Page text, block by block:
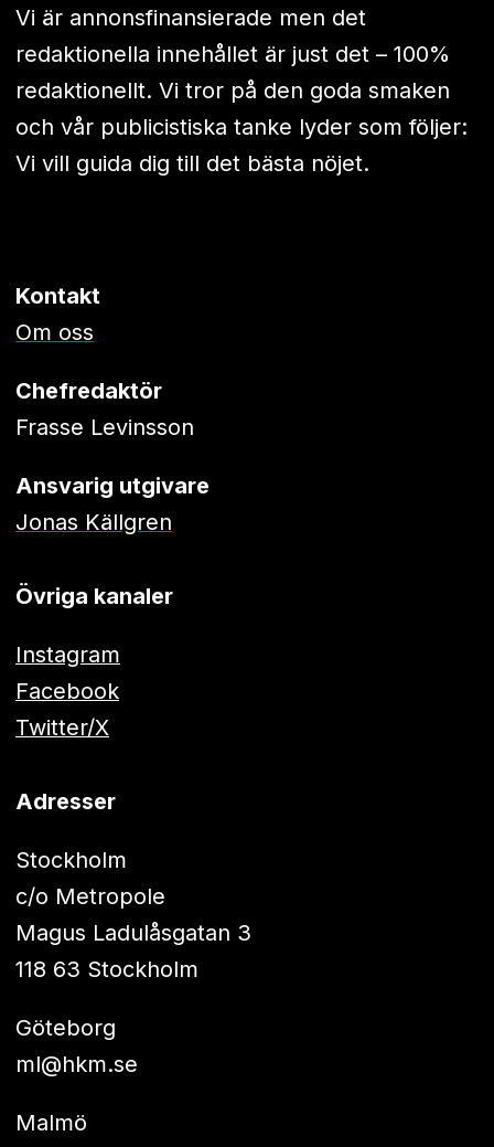
Vi är annonsfinansierade men det
redaktionella innehållet är just det – 100%
redaktionellt. Vi tror på den goda smaken
och vår publicistiska tanke lyder som följer:
Vi vill guida dig till det bästa nöjet.
Kontakt
Om oss
Chefredaktör
Frasse Levinsson
Ansvarig utgivare
Jonas Källgren
Övriga kanaler
Instagram
Facebook
Twitter/X
Adresser
Stockholm
c/o Metropole
Magus Ladulåsgatan 3
118 63 Stockholm
Göteborg
ml@hkm.se
Malmö